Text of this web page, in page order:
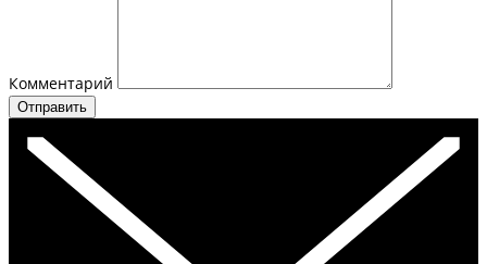
Комментарий
Отправить